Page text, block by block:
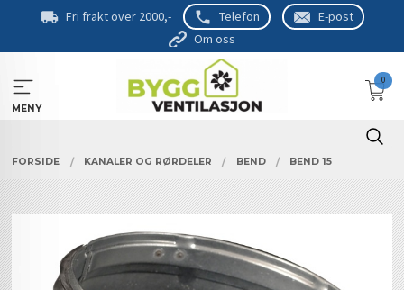
Fri frakt over 2000,- Telefon
E-post
Om oss
MENY
0
FORSIDE KANALER OG RØRDELER BEND BEND 15